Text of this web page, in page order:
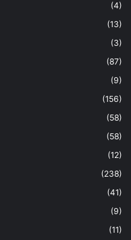
(4)
(13)
(3)
(87)
(9)
(156)
(58)
(58)
(12)
(238)
(41)
(9)
(11)